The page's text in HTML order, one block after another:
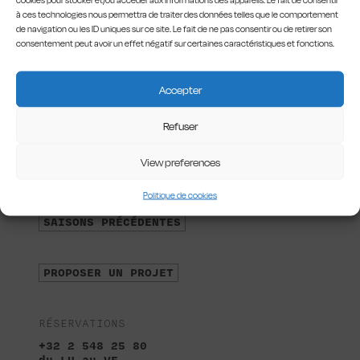
à ces technologies nous permettra de traiter des données telles que le comportement
de navigation ou les ID uniques sur ce site. Le fait de ne pas consentir ou de retirer son
consentement peut avoir un effet négatif sur certaines caractéristiques et fonctions.
Accepter
Refuser
View preferences
Politique de cookies
LES RICHES-CLAIRES
24, rue des Riches Claires
À PROPOS DE NOUS
SAISONS PRÉCÉDENTES
PROPOSER UN PROJET
RÉSERVATIONS
+32 2 548 25 80